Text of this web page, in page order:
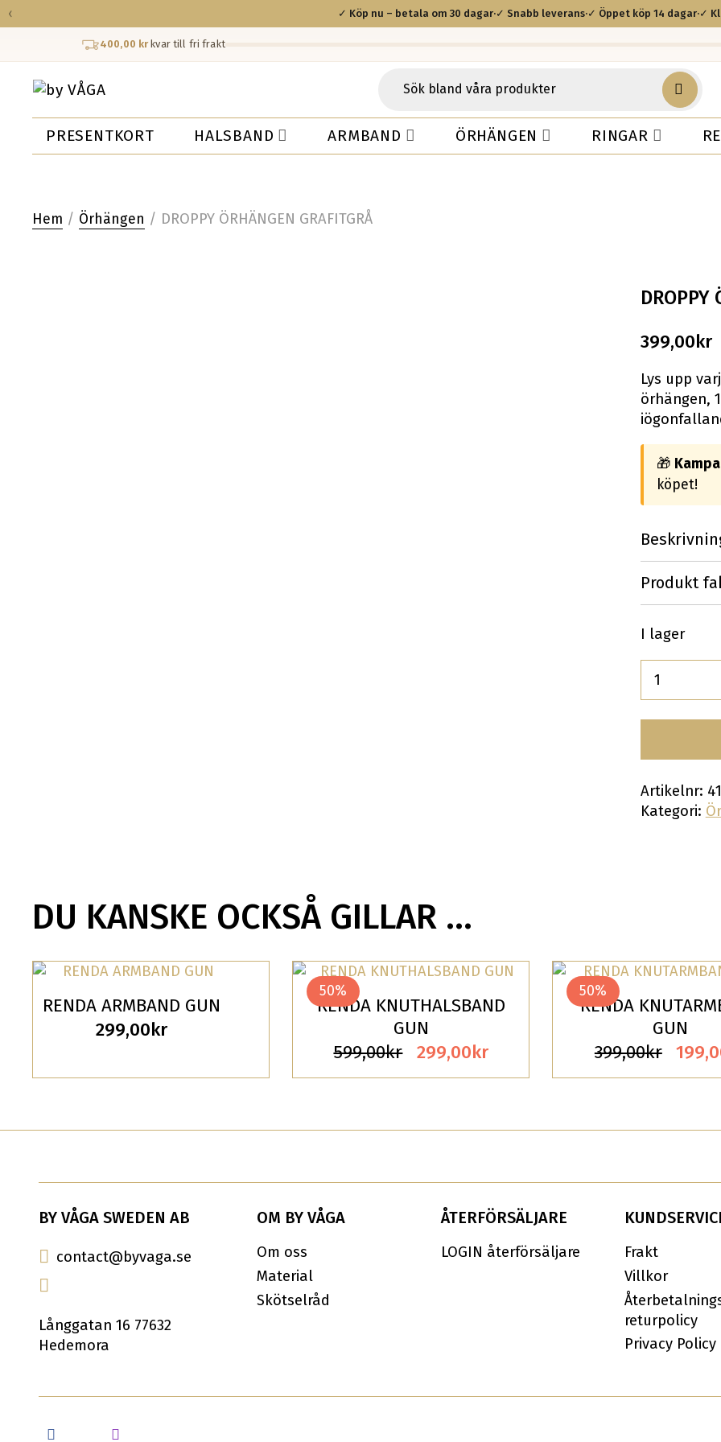
‹ ✓ Köp nu – betala om 30 dagar·✓ Snabb leverans·✓ Öppet köp 14 dagar·✓
400,00 krkvar till fri frakt
PRESENTKORT HALSBAND ARMBAND ÖRHÄNGEN RINGAR
Hem / Örhängen / DROPPY ÖRHÄNGEN GRAFITGRÅ
DROPPY
399,00kr
Lys upp
örhängen,
🎁
köpet!
Produkt
I lager
Artikelnr:
Kategori:
DU KANSKE OCKSÅ GILLAR …
RENDA ARMBAND GUN
299,00kr
50%
RENDA KNUTHALSBAND
GUN
599,00kr
Det
ursprungliga
var:
299,00krDet
nuvarande
är:
50%
RENDA
GUN
399,00kr
Det
var:
BY VÅGA SWEDEN AB
contact@byvaga.se
Långgatan 16 77632
Hedemora
OM BY VÅGA
Om oss
Material
Skötselråd
ÅTERFÖRSÄLJARE
LOGIN återförsäljare
Frakt
Villkor
returpolicy
Privacy Policy